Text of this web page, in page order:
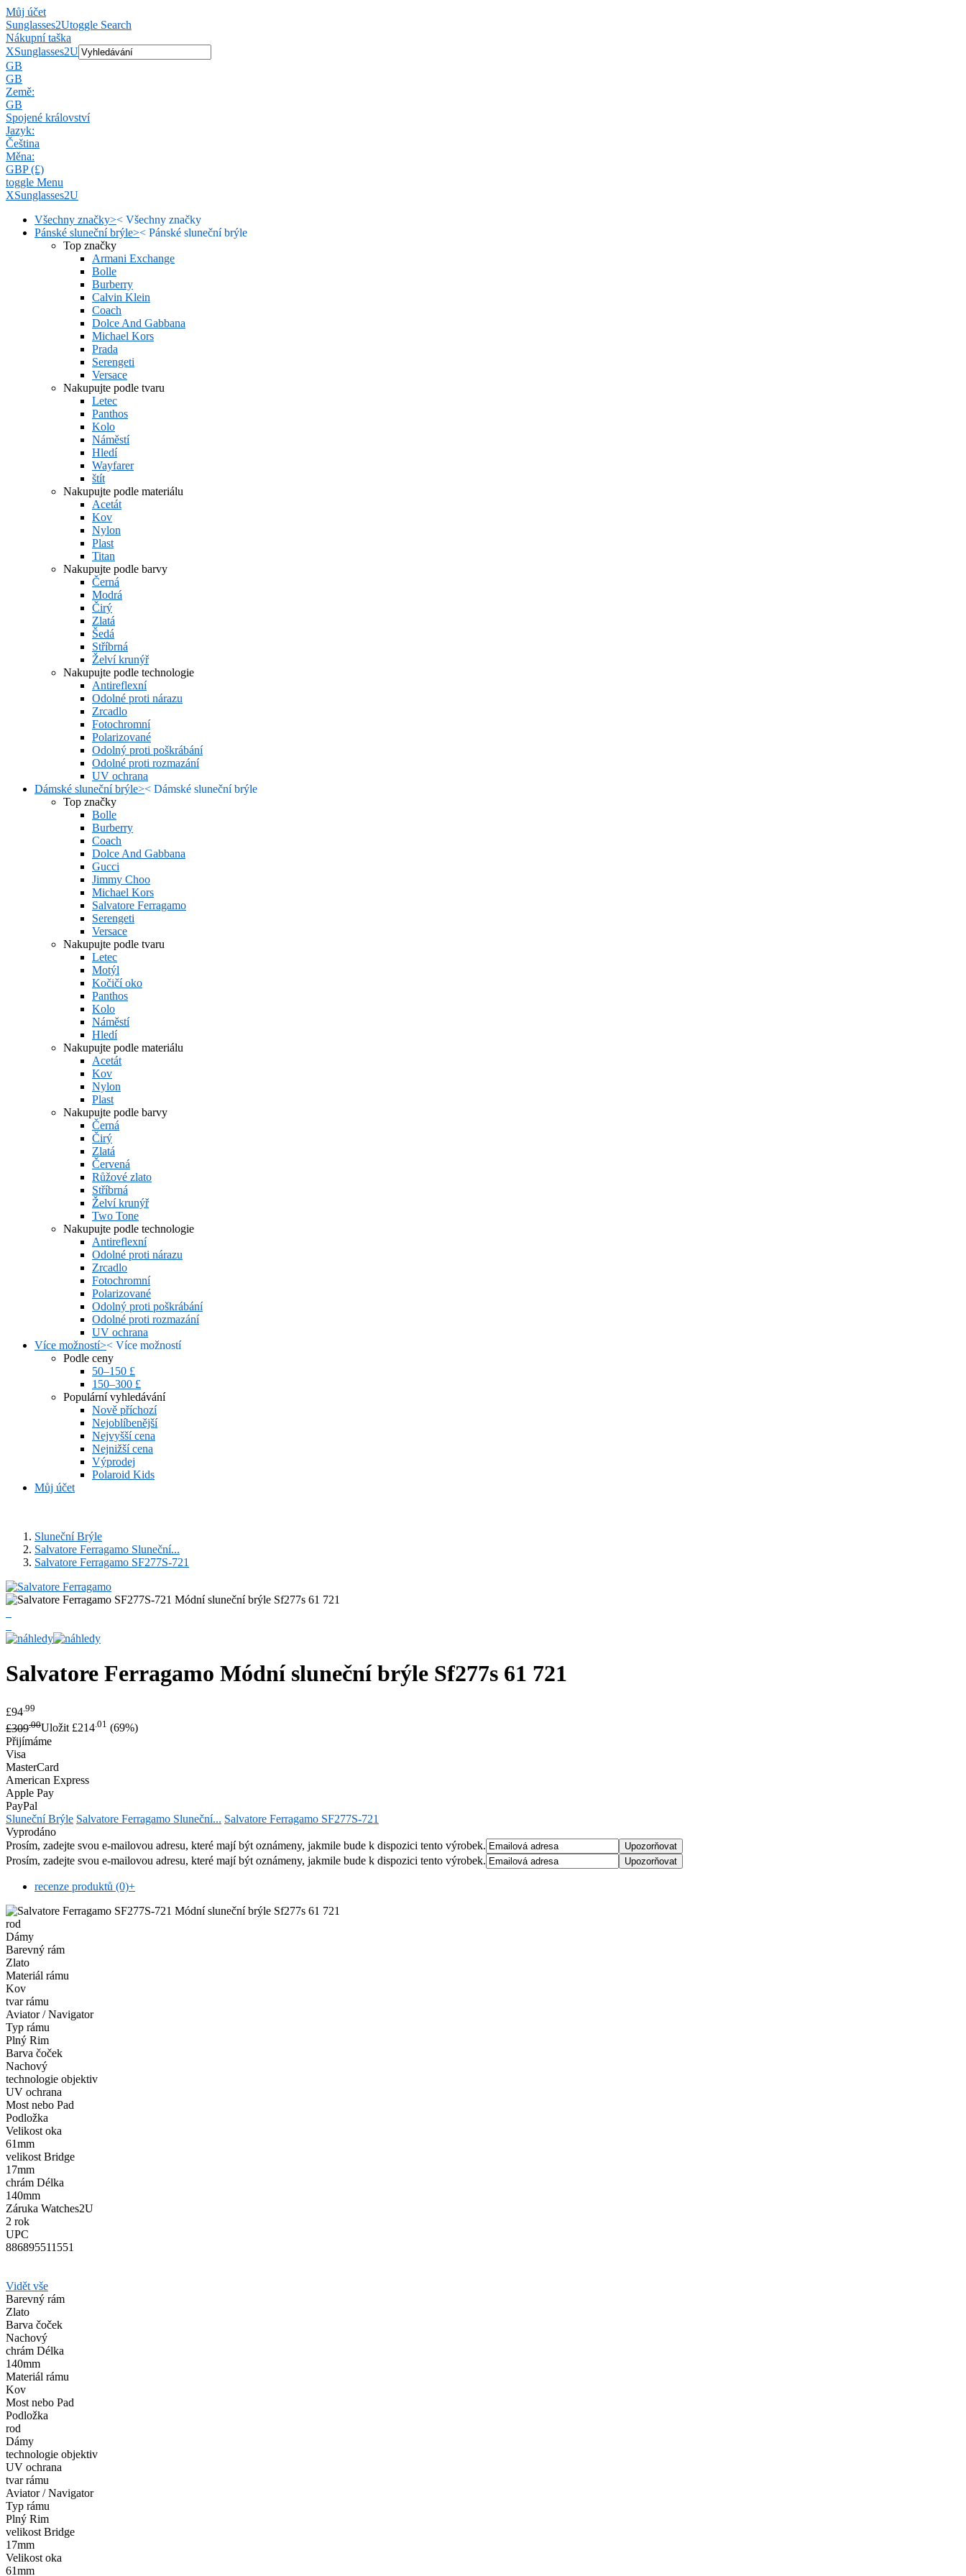
Můj účet
Sunglasses2Utoggle Search
Nákupní taška
XSunglasses2U
GB
GB
Země:
GB
Spojené království
Jazyk:
Čeština
Měna:
GBP (£)
toggle Menu
XSunglasses2U
Všechny značky>< Všechny značky
Pánské sluneční brýle>< Pánské sluneční brýle
Top značky
Armani Exchange
Bolle
Burberry
Calvin Klein
Coach
Dolce And Gabbana
Michael Kors
Prada
Serengeti
Versace
Nakupujte podle tvaru
Letec
Panthos
Kolo
Náměstí
Hledí
Wayfarer
štít
Nakupujte podle materiálu
Acetát
Kov
Nylon
Plast
Titan
Nakupujte podle barvy
Černá
Modrá
Čirý
Zlatá
Šedá
Stříbrná
Želví krunýř
Nakupujte podle technologie
Antireflexní
Odolné proti nárazu
Zrcadlo
Fotochromní
Polarizované
Odolný proti poškrábání
Odolné proti rozmazání
UV ochrana
Dámské sluneční brýle>< Dámské sluneční brýle
Top značky
Bolle
Burberry
Coach
Dolce And Gabbana
Gucci
Jimmy Choo
Michael Kors
Salvatore Ferragamo
Serengeti
Versace
Nakupujte podle tvaru
Letec
Motýl
Kočičí oko
Panthos
Kolo
Náměstí
Hledí
Nakupujte podle materiálu
Acetát
Kov
Nylon
Plast
Nakupujte podle barvy
Černá
Čirý
Zlatá
Červená
Růžové zlato
Stříbrná
Želví krunýř
Two Tone
Nakupujte podle technologie
Antireflexní
Odolné proti nárazu
Zrcadlo
Fotochromní
Polarizované
Odolný proti poškrábání
Odolné proti rozmazání
UV ochrana
Více možností>< Více možností
Podle ceny
50–150 £
150–300 £
Populární vyhledávání
Nově příchozí
Nejoblíbenější
Nejvyšší cena
Nejnižší cena
Výprodej
Polaroid Kids
Můj účet
Sluneční Brýle
Salvatore Ferragamo Sluneční...
Salvatore Ferragamo SF277S-721
Salvatore Ferragamo Módní sluneční brýle Sf277s 61 721
£94 .99
£309.00Uložit £214.01 (69%)
Přijímáme
Visa
MasterCard
American Express
Apple Pay
PayPal
Sluneční Brýle Salvatore Ferragamo Sluneční... Salvatore Ferragamo SF277S-721
Vyprodáno
Prosím, zadejte svou e-mailovou adresu, které mají být oznámeny, jakmile bude k dispozici tento výrobek.
Prosím, zadejte svou e-mailovou adresu, které mají být oznámeny, jakmile bude k dispozici tento výrobek.
recenze produktů (0)+
rod
Dámy
Barevný rám
Zlato
Materiál rámu
Kov
tvar rámu
Aviator / Navigator
Typ rámu
Plný Rim
Barva čoček
Nachový
technologie objektiv
UV ochrana
Most nebo Pad
Podložka
Velikost oka
61mm
velikost Bridge
17mm
chrám Délka
140mm
Záruka Watches2U
2 rok
UPC
886895511551
Vidět vše
Barevný rám
Zlato
Barva čoček
Nachový
chrám Délka
140mm
Materiál rámu
Kov
Most nebo Pad
Podložka
rod
Dámy
technologie objektiv
UV ochrana
tvar rámu
Aviator / Navigator
Typ rámu
Plný Rim
velikost Bridge
17mm
Velikost oka
61mm